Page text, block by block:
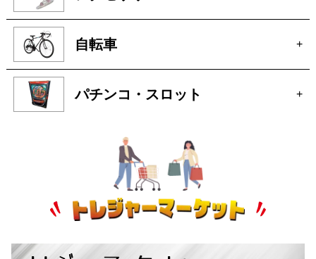
パチンコ・スロット +
トレジャーマーケットへ
ぜひご来店ください